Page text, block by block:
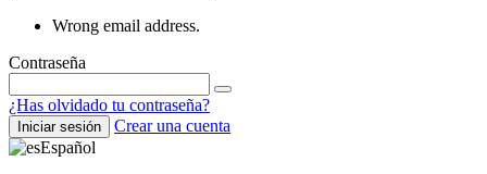
Wrong email address.
Contraseña
¿Has olvidado tu contraseña?
Iniciar sesión
Crear una cuenta
Español